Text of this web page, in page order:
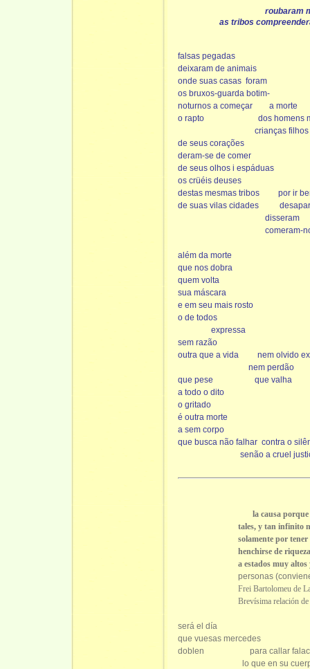
roubaram
as tribos
falsas pegadas
deixaram de animais
onde suas casas foram
os bruxos-guarda botim-
noturnos a começar
a morte
o rapto
dos homens
crianças
de seus corações
deram-se de comer
de seus olhos i espáduas
os crüéis deuses
destas mesmas tribos
por ir
de suas vilas cidades
disseram
comeram-
além da morte
que nos dobra
quem volta
sua máscara
e em seu mais rosto
o de todos
expressa
sem razão
outra que a vida
nem olvido
nem perdão
que pese
que valha
a todo o dito
o gritado
é outra morte
a sem corpo
que busca não falhar contra o
senão a cruel
la causa
tales, y tan infinito
solamente por tener por
henchirse de riquezas en
a estados muy altos y sin
personas (conviene a
Frei Bartolomeu de
Brevísima relación
será el día
que vuesas mercedes
doblen
para callar
lo que en su